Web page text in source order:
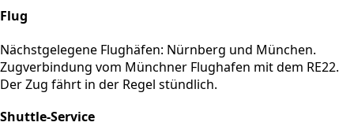
Flug
Nächstgelegene Flughäfen: Nürnberg und München.
Zugverbindung vom Münchner Flughafen mit dem RE22.
Der Zug fährt in der Regel stündlich.
Shuttle-Service